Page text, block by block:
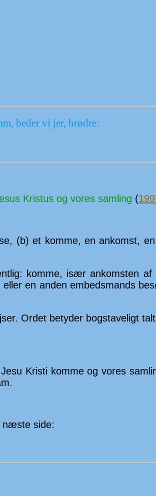
beder vi jer, brødre:
Kristus og vores sam­ling (
(b) et komme, en an­komst,
komme, især an­kom­sten af
en anden em­beds­mands
Ordet be­tyder bog­stave­ligt
Kristi komme og vores
næste side: